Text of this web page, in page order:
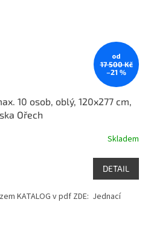
od
17 500 Kč
–21 %
10 osob, oblý, 120x277 cm,
Ořech
Skladem
DETAIL
KATALOG v pdf ZDE: Jednací